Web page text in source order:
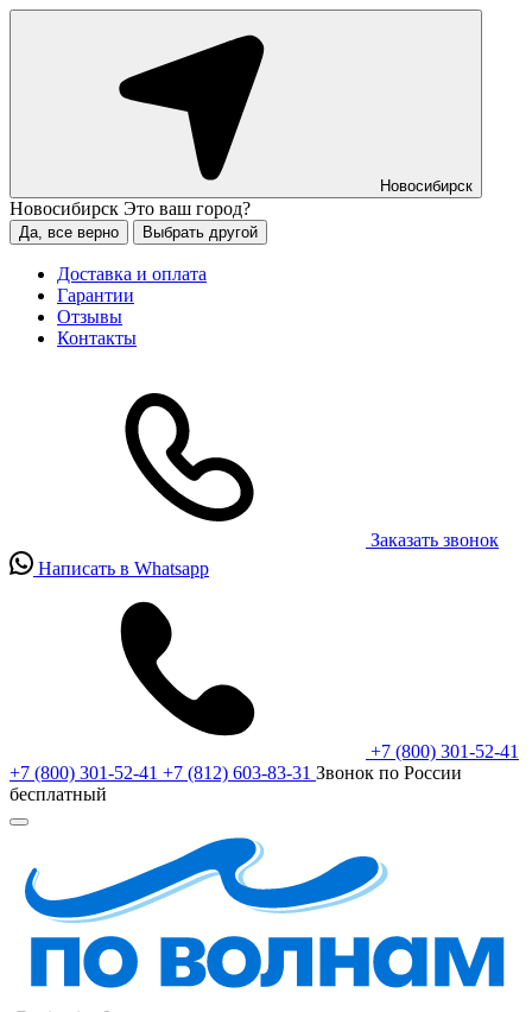
Новосибирск
Новосибирск Это ваш город?
Да, все верно Выбрать другой
Доставка и оплата
Гарантии
Отзывы
Контакты
Заказать звонок
Написать в Whatsapp
+7 (800) 301-52-41
+7 (800) 301-52-41 +7 (812) 603-83-31 Звонок по России
бесплатный